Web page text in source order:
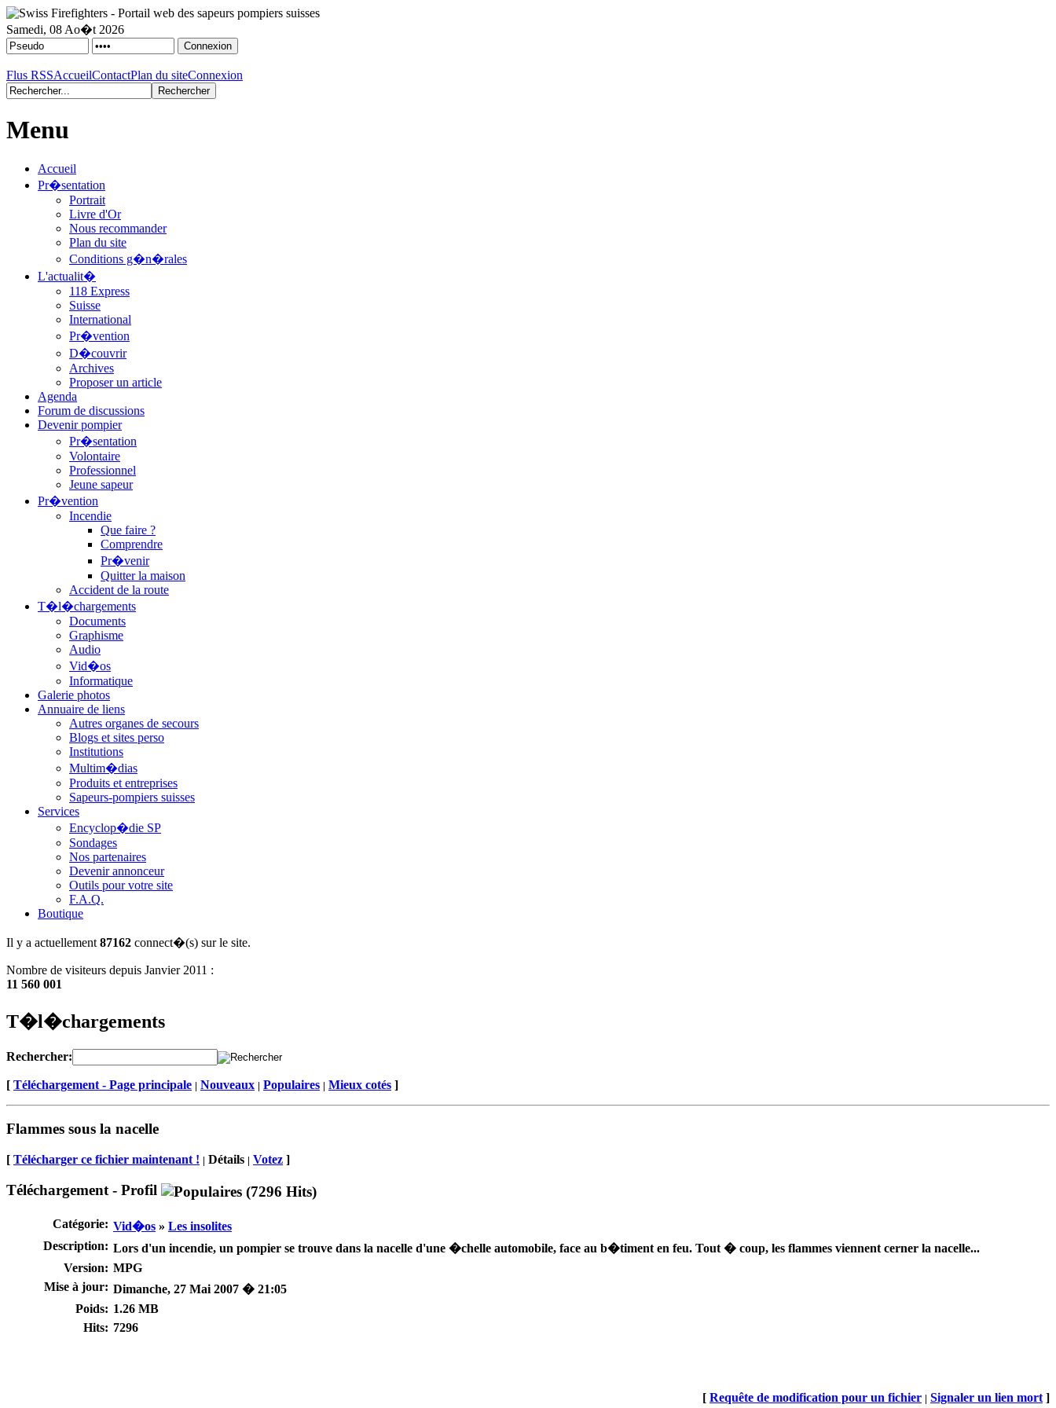
Samedi, 08 Ao�t 2026
Flus RSSAccueilContactPlan du siteConnexion
Menu
Accueil
Pr�sentation
Portrait
Livre d'Or
Nous recommander
Plan du site
Conditions g�n�rales
L'actualit�
118 Express
Suisse
International
Pr�vention
D�couvrir
Archives
Proposer un article
Agenda
Forum de discussions
Devenir pompier
Pr�sentation
Volontaire
Professionnel
Jeune sapeur
Pr�vention
Incendie
Que faire ?
Comprendre
Pr�venir
Quitter la maison
Accident de la route
T�l�chargements
Documents
Graphisme
Audio
Vid�os
Informatique
Galerie photos
Annuaire de liens
Autres organes de secours
Blogs et sites perso
Institutions
Multim�dias
Produits et entreprises
Sapeurs-pompiers suisses
Services
Encyclop�die SP
Sondages
Nos partenaires
Devenir annonceur
Outils pour votre site
F.A.Q.
Boutique
Il y a actuellement 87162 connect�(s) sur le site.
Nombre de visiteurs depuis Janvier 2011 :
11 560 001
T�l�chargements
Rechercher:
[ Téléchargement - Page principale | Nouveaux | Populaires | Mieux cotés ]
Flammes sous la nacelle
[ Télécharger ce fichier maintenant ! | Détails | Votez ]
Téléchargement - Profil
Catégorie: Vid�os » Les insolites
Description: Lors d'un incendie, un pompier se trouve dans la nacelle d'une �chelle automobile, face au b�timent en feu. Tout � coup, les flammes viennent cerner la nacelle...
Version: MPG
Mise à jour: Dimanche, 27 Mai 2007 � 21:05
Poids: 1.26 MB
Hits: 7296
[ Requête de modification pour un fichier | Signaler un lien mort ]